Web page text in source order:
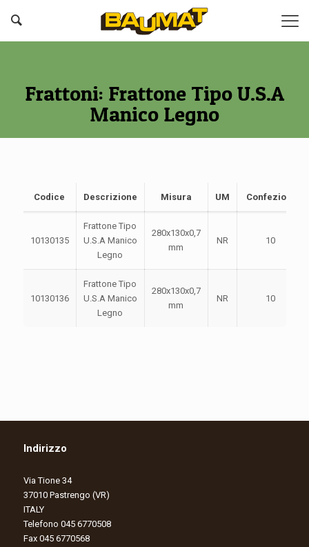
Frattoni: Frattone Tipo U.S.A
Manico Legno
Codice Descrizione Misura UM Confezione
10130135
Frattone Tipo
U.S.A Manico
Legno
280x130x0,7
mm
NR 10
10130136
Frattone Tipo
U.S.A Manico
Legno
280x130x0,7
mm
NR 10
Indirizzo
Via Tione 34
37010 Pastrengo (VR)
ITALY
Telefono 045 6770508
Fax 045 6770568